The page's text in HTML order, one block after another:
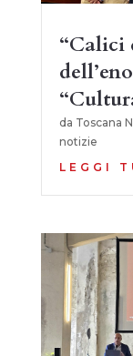
“Calici
da Toscana
notizie
LEGGI